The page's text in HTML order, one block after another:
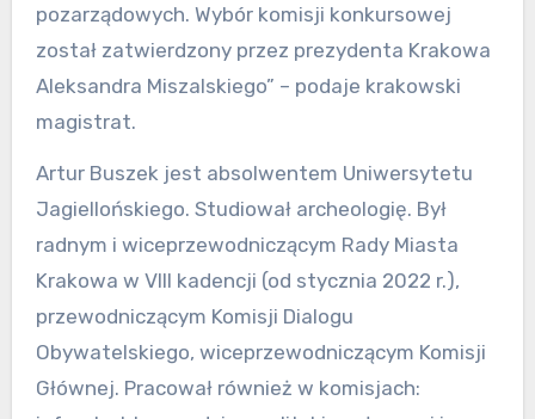
pozarządowych. Wybór komisji konkursowej
został zatwierdzony przez prezydenta Krakowa
Aleksandra Miszalskiego” – podaje krakowski
magistrat.
Artur Buszek jest absolwentem Uniwersytetu
Jagiellońskiego. Studiował archeologię. Był
radnym i wiceprzewodniczącym Rady Miasta
Krakowa w VIII kadencji (od stycznia 2022 r.),
przewodniczącym Komisji Dialogu
Obywatelskiego, wiceprzewodniczącym Komisji
Głównej. Pracował również w komisjach: